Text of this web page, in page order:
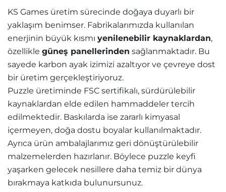
KS Games üretim sürecinde doğaya duyarlı bir
yaklaşım benimser. Fabrikalarımızda kullanılan
enerjinin büyük kısmı yenilenebilir kaynaklardan,
özellikle güneş panellerinden sağlanmaktadır. Bu
sayede karbon ayak izimizi azaltıyor ve çevreye dost
bir üretim gerçekleştiriyoruz.
Puzzle üretiminde FSC sertifikalı, sürdürülebilir
kaynaklardan elde edilen hammaddeler tercih
edilmektedir. Baskılarda ise zararlı kimyasal
içermeyen, doğa dostu boyalar kullanılmaktadır.
Ayrıca ürün ambalajlarımız geri dönüştürülebilir
malzemelerden hazırlanır. Böylece puzzle keyfi
yaşarken gelecek nesillere daha temiz bir dünya
bırakmaya katkıda bulunursunuz.